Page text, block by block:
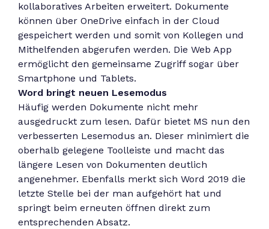
kollaboratives Arbeiten erweitert. Dokumente
können über OneDrive einfach in der Cloud
gespeichert werden und somit von Kollegen und
Mithelfenden abgerufen werden. Die Web App
ermöglicht den gemeinsame Zugriff sogar über
Smartphone und Tablets.
Word bringt neuen Lesemodus
Häufig werden Dokumente nicht mehr
ausgedruckt zum lesen. Dafür bietet MS nun den
verbesserten Lesemodus an. Dieser minimiert die
oberhalb gelegene Toolleiste und macht das
längere Lesen von Dokumenten deutlich
angenehmer. Ebenfalls merkt sich Word 2019 die
letzte Stelle bei der man aufgehört hat und
springt beim erneuten öffnen direkt zum
entsprechenden Absatz.